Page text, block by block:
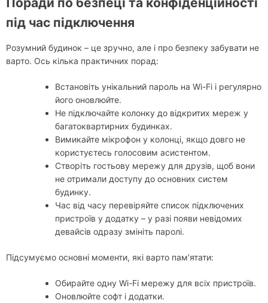
під час підключення
Розумний будинок – це зручно, але і про безпеку забувати не
варто. Ось кілька практичних порад:
Встановіть унікальний пароль на Wi-Fi і регулярно
його оновлюйте.
Не підключайте колонку до відкритих мереж у
багатоквартирних будинках.
Вимикайте мікрофон у колонці, якщо довго не
користуєтесь голосовим асистентом.
Створіть гостьову мережу для друзів, щоб вони
не отримали доступу до основних систем
будинку.
Час від часу перевіряйте список підключених
пристроїв у додатку – у разі появи невідомих
девайсів одразу змініть паролі.
Підсумуємо основні моменти, які варто пам’ятати:
Обирайте одну Wi-Fi мережу для всіх пристроїв.
Оновлюйте софт і додатки.